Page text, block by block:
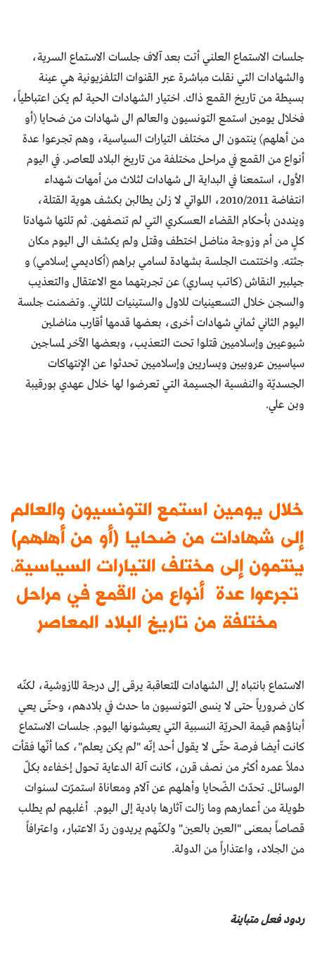
جلسات الاستماع العلني أتت بعد آلاف جلسات الاستماع السرية،
والشهادات التي نقلت مباشرة عبر القنوات التلفزيونية هي عينة
بسيطة من تاريخ القمع ذاك. اختيار الشهادات الحية لم يكن اعتباطياً،
فخلال يومين استمع التونسيون والعالم الى شهادات من ضحايا (أو
من أهلهم) ينتمون الى مختلف التيارات السياسية، وهم تجرعوا عدة
أنواع من القمع في مراحل مختلفة من تاريخ البلاد المعاصر. في اليوم
الأول، استمعنا في البداية الى شهادات لثلاث من أمهات شهداء
انتفاضة 2010/2011، اللواتي لا زلن يطالبن بكشف هوية القتلة،
وينددن بأحكام القضاء العسكري التي لم تنصفهن. ثم تلتها شهادتا
كلٍ من أم وزوجة مناضل اختطف وقتل ولم يكشف الى اليوم مكان
جثته. واختتمت الجلسة بشهادة لسامي براهم (أكاديمي إسلامي) و
جيلبير النقاش (كاتب يساري) عن تجربتهما مع الاعتقال والتعذيب
والسجن خلال التسعينيات للاول والستينيات للثاني. وتضمنت جلسة
اليوم الثاني ثماني شهادات أخرى، بعضها قدمها أقارب مناضلين
شيوعيين وإسلاميين قتلوا تحت التعذيب، وبعضها الآخر لمساجين
سياسيين عروبيين ويساريين وإسلاميين تحدثوا عن الإنتهاكات
الجسديّة والنفسية الجسيمة التي تعرضوا لها خلال عهدي بورقيبة
وبن علي.
خلال يومين استمع التونسيون والعالم
إلى شهادات من ضحايا (أو من أهلهم)
ينتمون إلى مختلف التيارات السياسية،
تجرعوا عدة أنواع من القمع في مراحل
مختلفة من تاريخ البلاد المعاصر
الاستماع بانتباه إلى الشهادات المتعاقبة يرقى إلى درجة المازوشية، لكنّه
كان ضرورياً حتى لا ينسى التونسيون ما حدث في بلادهم، وحتّى يعي
أبناؤهم قيمة الحريّة النسبية التي يعيشونها اليوم. جلسات الاستماع
كانت أيضا فرصة حتّى لا يقول أحد إنّه "لم يكن يعلم"، كما أنّها فقأت
دملاً عمره أكثر من نصف قرن، كانت آلة الدعاية تحول إخفاءه بكلّ
الوسائل. تحدّث الضّحايا وأهلهم عن آلام ومعاناة استمرّت لسنوات
طويلة من أعمارهم وما زالت آثارها بادية إلى اليوم. أغلبهم لم يطلب
قصاصاً بمعنى "العين بالعين" ولكنّهم يريدون ردّ الاعتبار، واعترافاً
من الجلاد، واعتذاراً من الدولة.
ردود فعل متباينة